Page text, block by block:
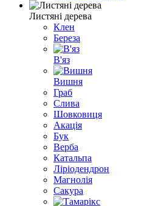
Листяні дерева
Клен
Береза
В'яз
Вишня
Граб
Слива
Шовковиця
Акація
Бук
Верба
Катальпа
Ліріодендрон
Магнолія
Сакура